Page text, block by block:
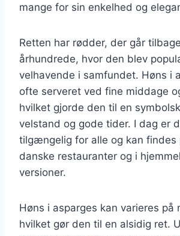
mange for sin enkelhed og
Retten har rødder, der går
århundrede, hvor den blev
velhavende i samfundet. Høns i
ofte serveret ved fine middage
hvilket gjorde den til en
velstand og gode tider. I dag er
tilgængelig for alle og kan findes
danske restauranter og i
versioner.
Høns i asparges kan varieres på
hvilket gør den til en alsidig ret.